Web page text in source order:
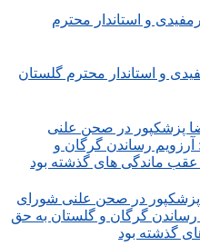
و استاندار محترم گلستان
در صحن علنی شورای
گرگان و گلستان به حق
گذشته بود